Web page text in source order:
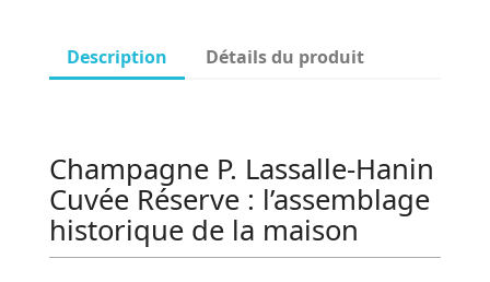
Description Détails du produit
Champagne P. Lassalle-Hanin
Cuvée Réserve : l’assemblage
historique de la maison